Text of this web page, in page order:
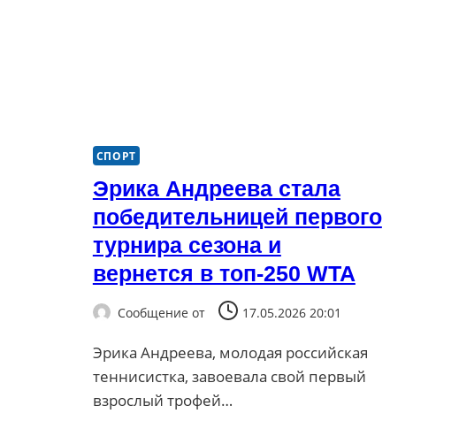
СПОРТ
Эрика Андреева стала
победительницей первого
турнира сезона и
вернется в топ-250 WTA
Сообщение от 17.05.2026 20:01
Эрика Андреева, молодая российская
теннисистка, завоевала свой первый
взрослый трофей…